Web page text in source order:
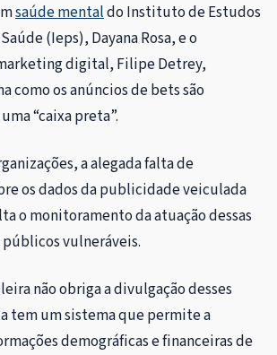
saúde mentaldo Instituto de Estudos
(Ieps), Dayana Rosa, e o
digital, Filipe Detrey,
como os anúncios de bets são
“caixa preta”.
a alegada falta de
os dados da publicidade veiculada
o monitoramento da atuação dessas
vulneráveis.
não obriga a divulgação desses
tem um sistema que permite a
demográficas e financeiras de